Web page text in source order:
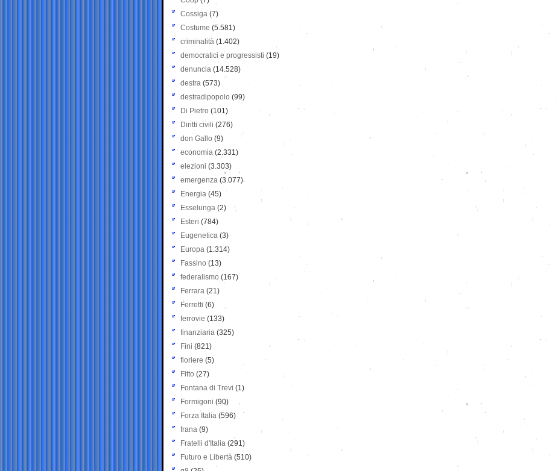
Cossiga (7)
Costume (5.581)
criminalità (1.402)
democratici e progressisti (19)
denuncia (14.528)
destra (573)
destradipopolo (99)
Di Pietro (101)
Diritti civili (276)
don Gallo (9)
economia (2.331)
elezioni (3.303)
emergenza (3.077)
Energia (45)
Esselunga (2)
Esteri (784)
Eugenetica (3)
Europa (1.314)
Fassino (13)
federalismo (167)
Ferrara (21)
Ferretti (6)
ferrovie (133)
finanziaria (325)
Fini (821)
fioriere (5)
Fitto (27)
Fontana di Trevi (1)
Formigoni (90)
Forza Italia (596)
frana (9)
Fratelli d'Italia (291)
Futuro e Libertà (510)